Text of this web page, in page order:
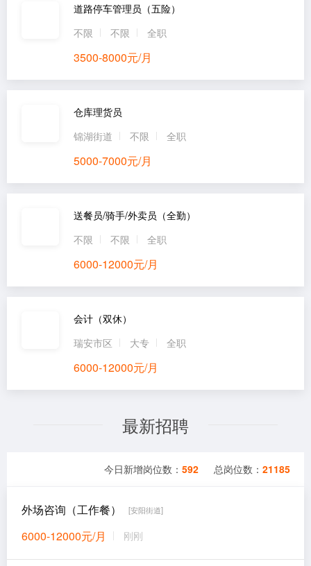
道路停车管理员（五险）
不限
不限 全职
3500-8000元/月
仓库理货员
锦湖街道
不限 全职
5000-7000元/月
送餐员/骑手/外卖员（全勤）
不限
不限 全职
6000-12000元/月
会计（双休）
瑞安市区
大专 全职
6000-12000元/月
最新招聘
今日新增岗位数：592 总岗位数：21185
外场咨询（工作餐） [安阳街道]
6000-12000元/月 刚刚